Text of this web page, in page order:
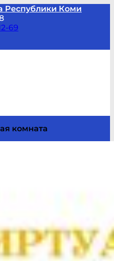
Республики Коми
69
комната